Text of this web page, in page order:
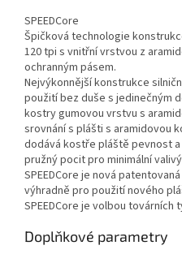
SPEEDCore
Špičková technologie
120 tpi s vnitřní vrstvou z
ochranným pásem.
Nejvýkonnější konstrukce
použití bez duše s jedinečným
kostry gumovou vrstvu s
srovnání s plášti s aramidovou
dodává kostře pláště pevnost
pružný pocit pro minimální
SPEEDCore je nová
výhradně pro použití nového
SPEEDCore je volbou továrních
Doplňkové parametry